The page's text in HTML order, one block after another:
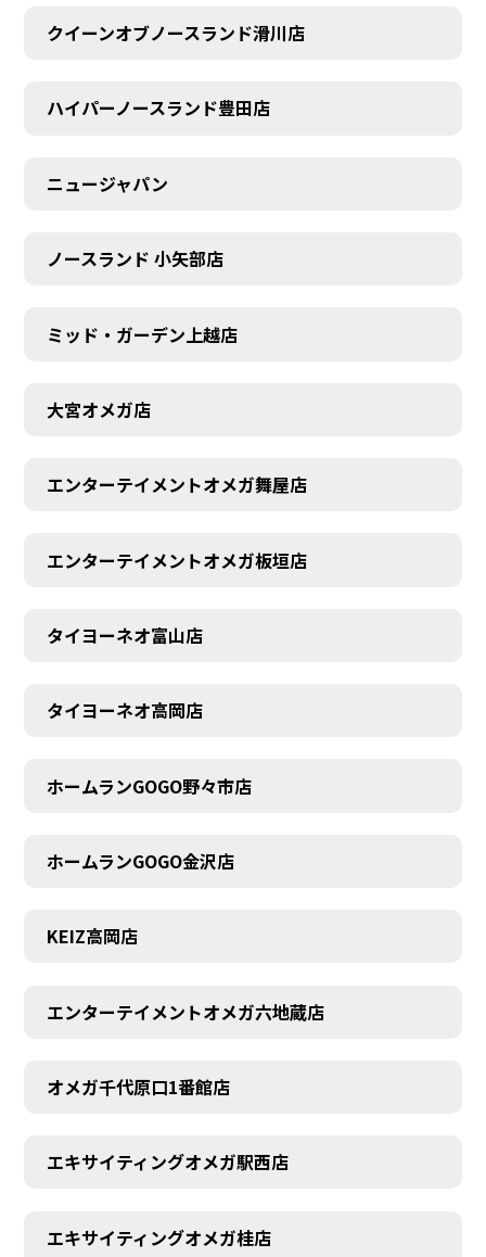
AUDITION
クイーンオブノースランド滑川店
ハイパーノースランド豊田店
ニュージャパン
ノースランド 小矢部店
ミッド・ガーデン上越店
大宮オメガ店
エンターテイメントオメガ舞屋店
エンターテイメントオメガ板垣店
タイヨーネオ富山店
タイヨーネオ高岡店
ホームランGOGO野々市店
ホームランGOGO金沢店
KEIZ高岡店
エンターテイメントオメガ六地蔵店
オメガ千代原口1番館店
エキサイティングオメガ駅西店
エキサイティングオメガ桂店